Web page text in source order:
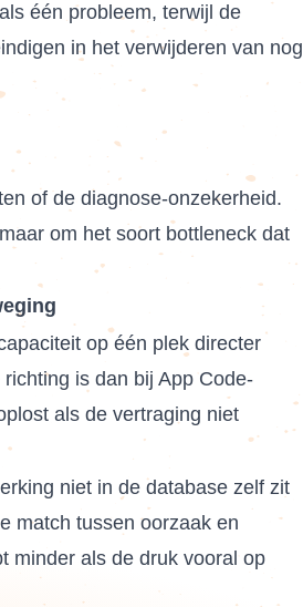
één probleem, terwijl de
in het verwijderen van nog
of de diagnose-onzekerheid.
om het soort bottleneck dat
op één plek directer
is dan bij App Code-
als de vertraging niet
niet in de database zelf zit
match tussen oorzaak en
minder als de druk vooral op